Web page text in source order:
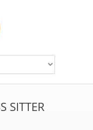
SITTER